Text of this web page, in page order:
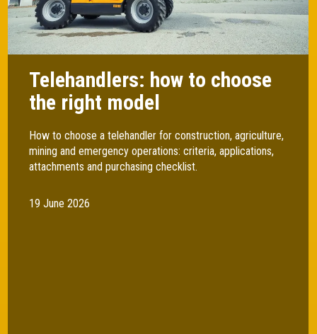
Telehandlers: how to choose
the right model
How to choose a telehandler for construction, agriculture,
mining and emergency operations: criteria, applications,
attachments and purchasing checklist.
19 June 2026